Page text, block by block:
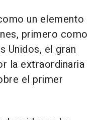
un elemento
primero como
Unidos, el gran
la extraordinaria
el primer